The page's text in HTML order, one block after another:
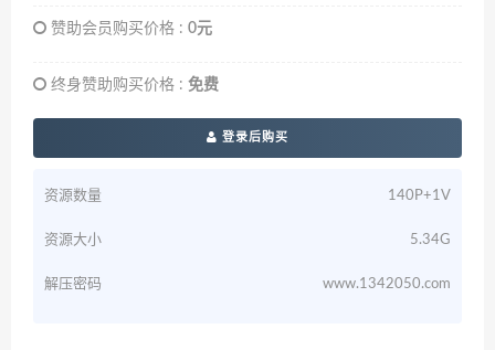
赞助会员购买价格 : 0元
终身赞助购买价格 : 免费
登录后购买
资源数量 140P+1V
资源大小 5.34G
解压密码 www.1342050.com